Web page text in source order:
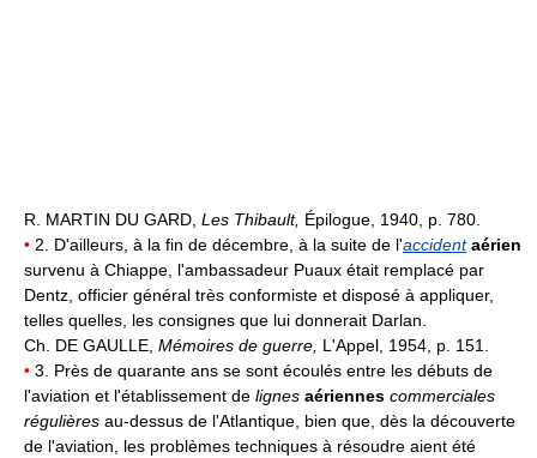
R. MARTIN DU GARD, Les Thibault, Épilogue, 1940, p. 780.
• 2. D'ailleurs, à la fin de décembre, à la suite de l'accident aérien
survenu à Chiappe, l'ambassadeur Puaux était remplacé par
Dentz, officier général très conformiste et disposé à appliquer,
telles quelles, les consignes que lui donnerait Darlan.
Ch. DE GAULLE, Mémoires de guerre, L'Appel, 1954, p. 151.
• 3. Près de quarante ans se sont écoulés entre les débuts de
l'aviation et l'établissement de lignes aériennes commerciales
régulières au-dessus de l'Atlantique, bien que, dès la découverte
de l'aviation, les problèmes techniques à résoudre aient été